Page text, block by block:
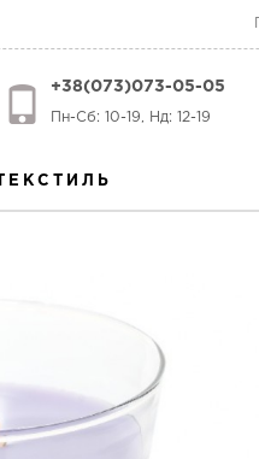
+38(073)073-05-05
Пн-Сб: 10-19, Нд: 12-19
ТЕКСТИЛЬ